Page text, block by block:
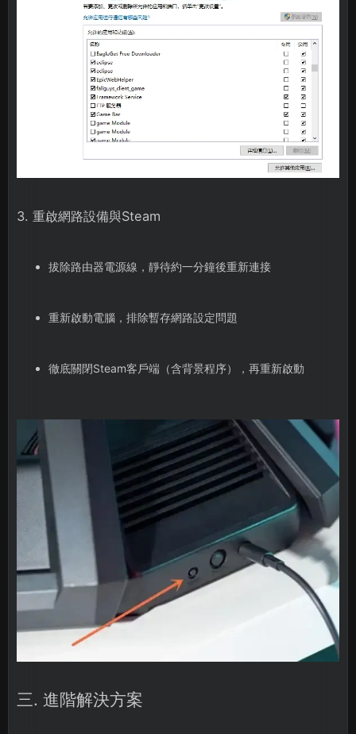
3. 重啟網路設備與Steam
拔除路由器電源線，靜待約一分鐘後重新連接
重新啟動電腦，排除暫存網路設定問題
徹底關閉Steam客戶端（含背景程序），再重新啟動
三. 進階解決方案